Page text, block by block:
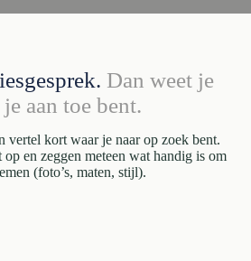
Dan weet je
aan toe bent.
vertel kort waar je naar op zoek bent.
op en zeggen meteen wat handig is om
(foto’s, maten, stijl).